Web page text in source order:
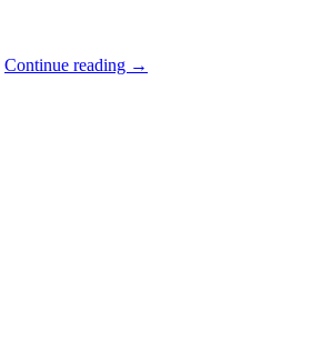
Continue reading →